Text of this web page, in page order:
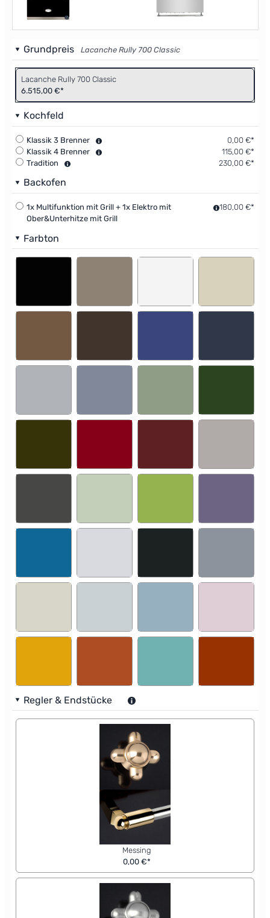
Grundpreis Lacanche Rully 700 Classic
Lacanche Rully 700 Classic
6.515,00 €*
Kochfeld
Klassik 3 Brenner
0,00 €*
Klassik 4 Brenner
115,00 €*
Tradition
230,00 €*
Backofen
1x Multifunktion mit Grill + 1x Elektro mit
Ober&Unterhitze mit Grill
180,00 €*
Farbton
Regler & Endstücke
Messing
0,00 €*